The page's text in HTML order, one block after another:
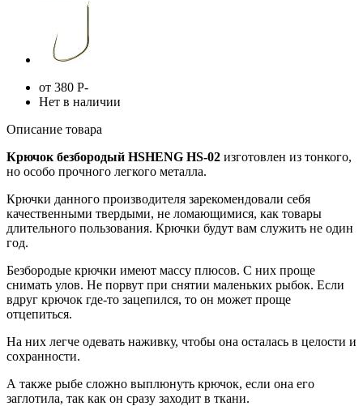
от 380 Р-
Нет в наличии
Описание товара
Крючок безбородый HSHENG HS-02 изготовлен из тонкого,
но особо прочного легкого металла.
Крючки данного производителя зарекомендовали себя
качественными твердыми, не ломающимися, как товары
длительного пользования. Крючки будут вам служить не один
год.
Безбородые крючки имеют массу плюсов. С них проще
снимать улов. Не порвут при снятии маленьких рыбок. Если
вдруг крючок где-то зацепился, то он может проще
отцепиться.
На них легче одевать наживку, чтобы она осталась в целости и
сохранности.
А также рыбе сложно выплюнуть крючок, если она его
заглотила, так как он сразу заходит в ткани.